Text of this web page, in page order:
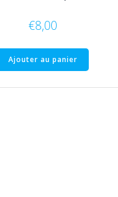
€8,00
Ajouter au panier